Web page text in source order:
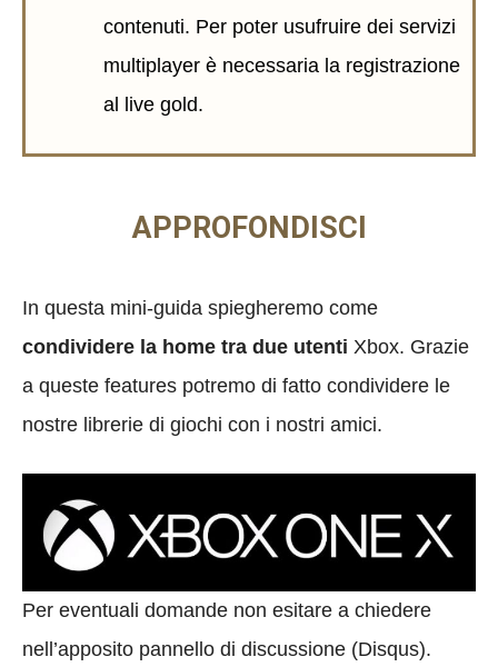
contenuti. Per poter usufruire dei servizi
multiplayer è necessaria la registrazione
al live gold.
APPROFONDISCI
In questa mini-guida spiegheremo come
condividere la home tra due utenti Xbox. Grazie
a queste features potremo di fatto condividere le
nostre librerie di giochi con i nostri amici.
Per eventuali domande non esitare a chiedere
nell’apposito pannello di discussione (Disqus).